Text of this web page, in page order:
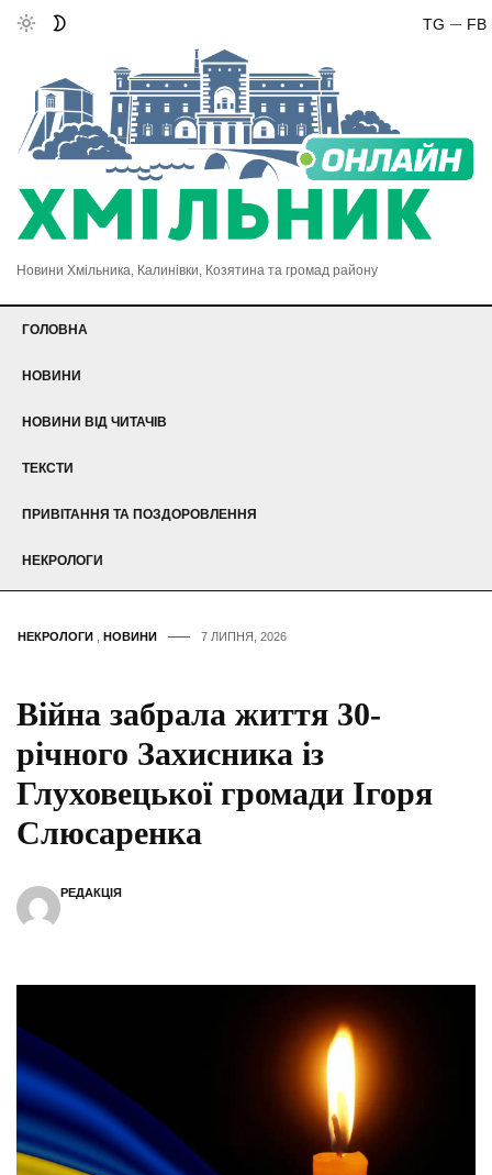
FB
TG
Новини Хмільника, Калинівки, Козятина та громад району
ГОЛОВНА
НОВИНИ
НОВИНИ ВІД ЧИТАЧІВ
ТЕКСТИ
ПРИВІТАННЯ ТА ПОЗДОРОВЛЕННЯ
НЕКРОЛОГИ
НЕКРОЛОГИ НОВИНИ 7 ЛИПНЯ, 2026
Війна забрала життя 30-
річного Захисника із
Глуховецької громади Ігоря
Слюсаренка
РЕДАКЦІЯ